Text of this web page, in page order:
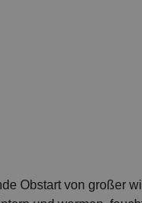
Obstart von großer